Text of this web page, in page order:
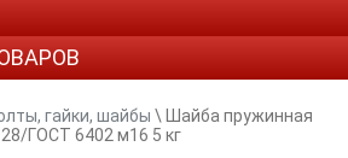
гайки, шайбы \
Шайба пружинная
ГОСТ 6402 м16 5 кг